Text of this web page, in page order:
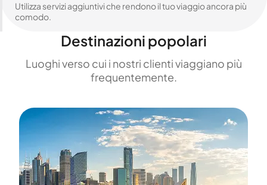
Utilizza servizi aggiuntivi che rendono il tuo viaggio ancora più
comodo.
Destinazioni popolari
Luoghi verso cui i nostri clienti viaggiano più
frequentemente.